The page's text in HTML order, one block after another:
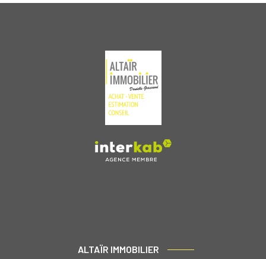
ALTAÏR IMMOBILIER